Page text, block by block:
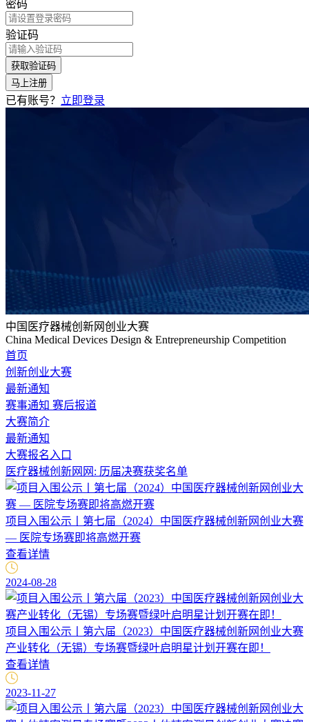
密码
验证码
获取验证码
马上注册
已有账号？ 立即登录
中国医疗器械创新网创业大赛
China Medical Devices Design & Entrepreneurship Competition
首页
创新创业大赛
最新通知
赛事通知 赛后报道
大赛简介
最新通知
大赛报名入口
医疗器械创新网网: 历届决赛获奖名单
项目入围公示丨第七届（2024）中国医疗器械创新网创业大赛
— 医院专场赛即将高燃开赛
查看详情
2024-08-28
项目入围公示丨第六届（2023）中国医疗器械创新网创业大赛
产业转化（无锡）专场赛暨绿叶启明星计划开赛在即！
查看详情
2023-11-27